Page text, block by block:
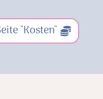
"Kosten"